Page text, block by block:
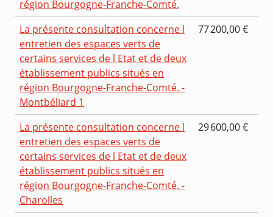
région Bourgogne-Franche-Comté.
La présente consultation concerne l
entretien des espaces verts de
certains services de l Etat et de deux
établissement publics situés en
région Bourgogne-Franche-Comté. -
Montbéliard 1
77 200,00 €
La présente consultation concerne l
entretien des espaces verts de
certains services de l Etat et de deux
établissement publics situés en
région Bourgogne-Franche-Comté. -
Charolles
29 600,00 €